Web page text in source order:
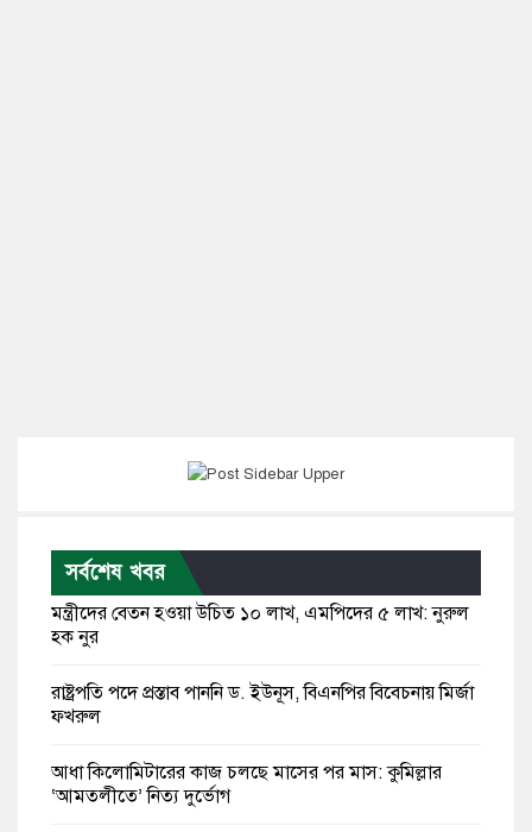
সর্বশেষ খবর
মন্ত্রীদের বেতন হওয়া উচিত ১০ লাখ, এমপিদের ৫ লাখ: নুরুল
হক নুর
রাষ্ট্রপতি পদে প্রস্তাব পাননি ড. ইউনূস, বিএনপির বিবেচনায় মির্জা
ফখরুল
আধা কিলোমিটারের কাজ চলছে মাসের পর মাস: কুমিল্লার
‘আমতলীতে’ নিত্য দুর্ভোগ